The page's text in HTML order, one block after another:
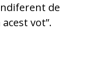
de
vot”.